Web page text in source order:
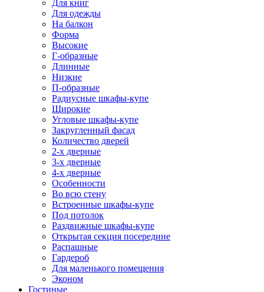
Для книг
Для одежды
На балкон
Форма
Высокие
Г-образные
Длинные
Низкие
П-образные
Радиусные шкафы-купе
Широкие
Угловые шкафы-купе
Закругленный фасад
Количество дверей
2-х дверные
3-х дверные
4-х дверные
Особенности
Во всю стену
Встроенные шкафы-купе
Под потолок
Раздвижные шкафы-купе
Открытая секция посередине
Распашные
Гардероб
Для маленького помещения
Эконом
Гостиные